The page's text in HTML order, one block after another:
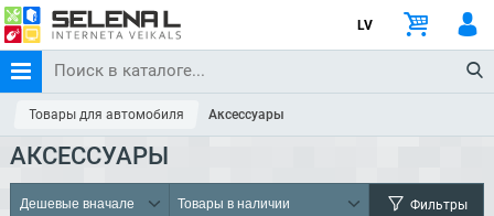
LV
Товары для автомобиля Аксессуары
АКСЕССУАРЫ
Фильтры